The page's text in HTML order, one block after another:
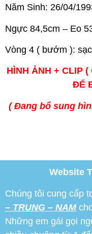
Năm Sinh: 26/04/
Ngực 84,5cm – Eo
Vòng 4 ( bướm ):
HÌNH ẢNH + CLIP
ĐỂ
( Đang bổ sung
Website
Chúng tôi cung cấp
– TRUNG – NAM
Những em gái gọi